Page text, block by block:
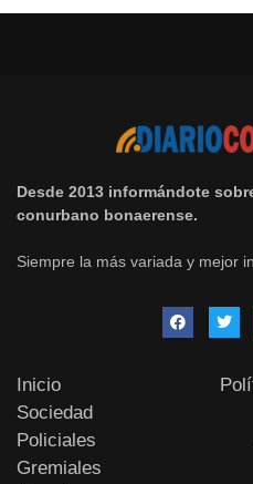
Desde 2013 informándote
conurbano bonaerense.
Siempre la más variada y mejor
Inicio
Sociedad
Policiales
Gremiales